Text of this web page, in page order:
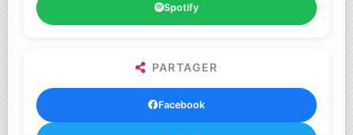
Spotify
PARTAGER
Facebook